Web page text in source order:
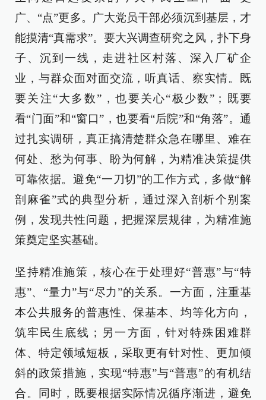
广、“点”更多。广大党员干部必须沉到基层，才
能摸清“真需求”。要大兴调查研究之风，扑下身
子、沉到一线，走进社区村落、深入厂矿企
业，与群众面对面交流，听真话、察实情。既
要关注“大多数”，也要关心“极少数”；既要
看“门面”和“窗口”，也要看“后院”和“角落”。通
过扎实调研，真正搞清楚群众急在哪里、难在
何处、愁为何事、盼为何解，为精准决策提供
可靠依据。避免“一刀切”的工作方式，多做“解
剖麻雀”式的典型分析，通过深入剖析个别案
例，发现共性问题，把握深层规律，为精准施
策奠定坚实基础。
坚持精准施策，核心在于处理好“普惠”与“特
惠”、“量力”与“尽力”的关系。一方面，注重基
本公共服务的普惠性、保基本、均等化方向，
筑牢民生底线；另一方面，针对特殊困难群
体、特定领域短板，采取更有针对性、更加倾
斜的政策措施，实现“特惠”与“普惠”的有机结
合。同时，既要根据实际情况循序渐进，避免